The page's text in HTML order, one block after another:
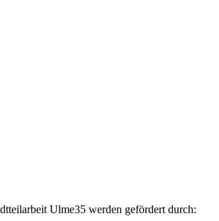
Ulme35 werden gefördert durch: